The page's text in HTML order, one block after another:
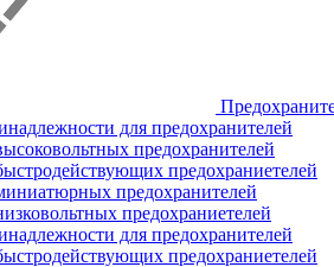
для предохранителей
предохранителей
предохраниетелей
предохранителей
предохраниетелей
для предохранителей
предохраниетелей